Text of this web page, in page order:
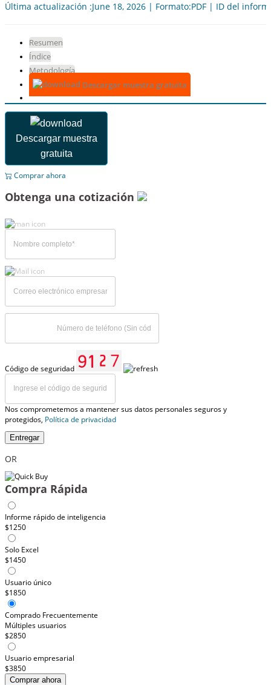
Última actualización :June 18, 2026 | Formato:PDF | ID del
Resumen
Índice
Metodología
Descargar muestra gratuita
Descargar muestra
gratuita
Comprar ahora
Obtenga una cotización
Código de seguridad
Nos comprometemos a mantener sus datos personales seguros y
protegidos, Política de privacidad
Entregar
OR
Compra Rápida
Informe rápido de inteligencia
$1250
Solo Excel
$1450
Usuario único
$1850
Comprado Frecuentemente
Múltiples usuarios
$2850
Usuario empresarial
$3850
Comprar ahora